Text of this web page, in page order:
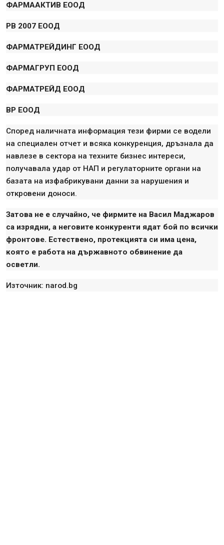
ФАРМААКТИВ EООД
РВ 2007 EООД
ФАРМАТРЕЙДИНГ EООД
ФАРМАГРУП EООД
ФАРМАТРЕЙД EООД
ВР EООД
Според наличната информация тези фирми се водели
на специален отчет и всяка конкуренция, дръзнала да
навлезе в сектора на техните бизнес интереси,
получавала удар от НАП и регулаторните органи на
базата на изфабрикувани данни за нарушения и
откровени доноси.
Затова не е случайно, че фирмите на Васил Маджаров
са изрядни, а неговите конкуренти ядат бой по всички
фронтове. Естествено, протекцията си има цена,
която е работа на държавното обвинение да
осветли.
Източник: narod.bg